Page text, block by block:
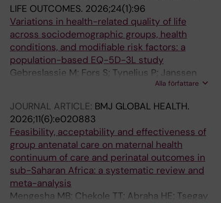
LIFE OUTCOMES. 2026;24(1):96
Variations in health-related quality of life
across sociodemographic groups, health
conditions, and modifiable risk factors: a
population-based EQ-5D-3L study
Gebreslassie M; Fors S; Tynelius P; Janssen
Alla författare
JOURNAL ARTICLE: BMJ GLOBAL HEALTH.
2026;11(6):e020883
Feasibility, acceptability and effectiveness of
group antenatal care on maternal health
continuum of care and perinatal outcomes in
sub-Saharan Africa: a systematic review and
meta-analysis
Mengesha MB; Chekole TT; Abraha HE; Tsegay